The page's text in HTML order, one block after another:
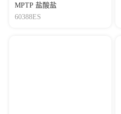
MPTP 盐酸盐
60388ES